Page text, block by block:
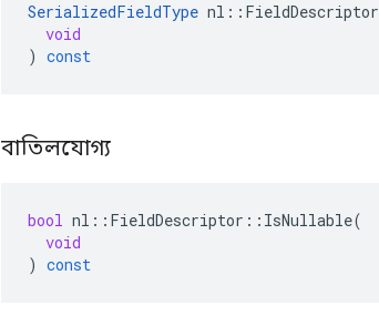
SerializedFieldType nl :: FieldDescriptor
void
) const
বাতিলযোগ্য
bool nl :: FieldDescriptor :: IsNullable(
void
) const